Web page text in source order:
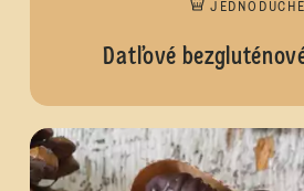
JEDNODUCHÉ
Datľové